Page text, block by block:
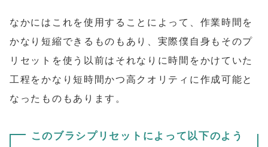
なかにはこれを使用することによって、作業時間を
かなり短縮できるものもあり、実際僕自身もそのプ
リセットを使う以前はそれなりに時間をかけていた
工程をかなり短時間かつ高クオリティに作成可能と
なったものもあります。
このブラシプリセットによって以下のよう